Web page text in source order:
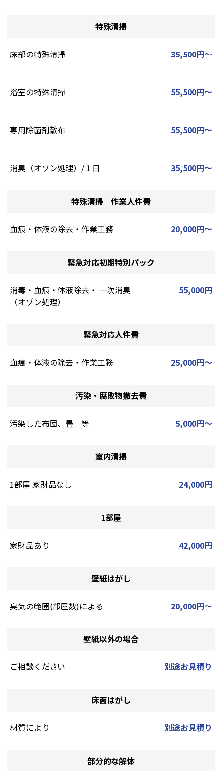
特殊清掃
床部の特殊清掃 35,500円～
浴室の特殊清掃 55,500円～
専用除菌剤散布 55,500円～
消臭（オゾン処理）/１日 35,500円～
特殊清掃 作業人件費
血痕・体液の除去・作業工務 20,000円～
緊急対応初期特別パック
消毒・血痕・体液除去・ 一次消臭
（オゾン処理）
55,000円
緊急対応人件費
血痕・体液の除去・作業工務 25,000円～
汚染・腐敗物撤去費
汚染した布団、畳 等 5,000円～
室内清掃
1部屋 家財品なし 24,000円
1部屋
家財品あり 42,000円
壁紙はがし
臭気の範囲(部屋数)による 20,000円～
壁紙以外の場合
ご相談ください 別途お見積り
床面はがし
材質により 別途お見積り
部分的な解体